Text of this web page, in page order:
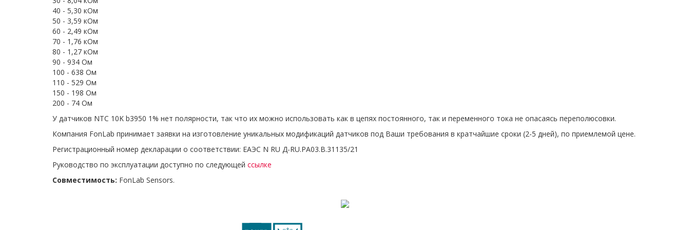
40 - 5,30 кОм
50 - 3,59 кОм
60 - 2,49 кОм
70 - 1,76 кОм
80 - 1,27 кОм
90 - 934 Ом
100 - 638 Ом
110 - 529 Ом
150 - 198 Ом
200 - 74 Ом
У датчиков NTC 10K b3950 1% нет полярности, так что их можно использовать как в цепях постоянного, так и переменного тока не опасаясь переполюсовки.
Компания FonLab принимает заявки на изготовление уникальных модификаций датчиков под Ваши требования в кратчайшие сроки (2-5 дней), по приемлемой цене.
Регистрационный номер декларации о соответствии: ЕАЭС N RU Д-RU.РА03.В.31135/21
Руководство по эксплуатации доступно по следующей ссылке
Совместимость: FonLab Sensors.